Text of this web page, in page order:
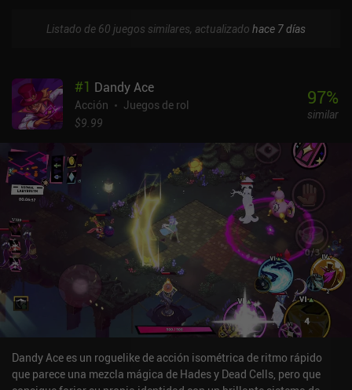
Listado de 60 juegos similares, actualizado hace 7 días
#1 Dandy Ace
Acción
Juegos de rol
$9.99
97%
similar
Dandy Ace es un roguelike de acción isométrica de ritmo rápido
que parece una mezcla mágica de Hades y Dead Cells, pero que